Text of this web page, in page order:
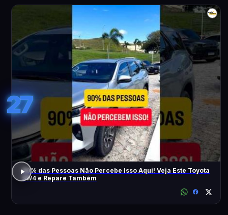
27
90% das Pessoas Não Percebe Isso Aqui! Veja Este Toyota
SW4 e Repare Também